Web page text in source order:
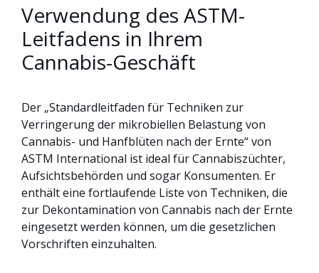
Verwendung des ASTM-
Leitfadens in Ihrem
Cannabis-Geschäft
Der „Standardleitfaden für Techniken zur
Verringerung der mikrobiellen Belastung von
Cannabis- und Hanfblüten nach der Ernte“ von
ASTM International ist ideal für Cannabiszüchter,
Aufsichtsbehörden und sogar Konsumenten. Er
enthält eine fortlaufende Liste von Techniken, die
zur Dekontamination von Cannabis nach der Ernte
eingesetzt werden können, um die gesetzlichen
Vorschriften einzuhalten.